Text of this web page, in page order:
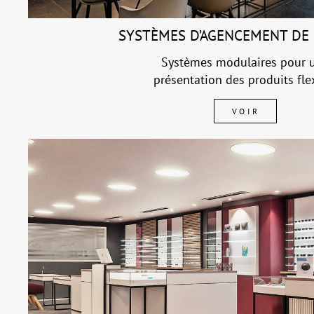
SYSTÈMES D’AGENCEMENT
Systèmes modulaires pour
présentation des produits
VOIR